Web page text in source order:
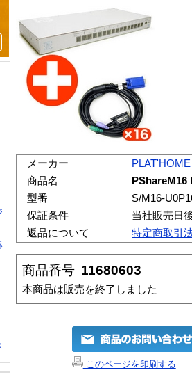
メーカー
PLAT'HOME
商品名
PShareM16
型番
S/M16-
保証条件
当社販売日
返品について
特定商取引
商品番号 11680603
本商品は販売を終了しました
このページを印刷する